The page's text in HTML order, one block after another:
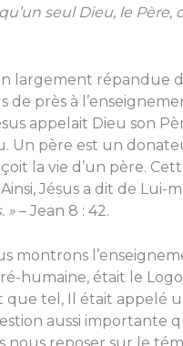
seul Dieu, le
largement répandue
de près à
appelait Dieu son
Un père est un
la vie d’un père.
Jésus a dit de Lui-
»– Jean 8 : 42.
montrons
humaine, était le
que tel, Il était appelé
aussi importante